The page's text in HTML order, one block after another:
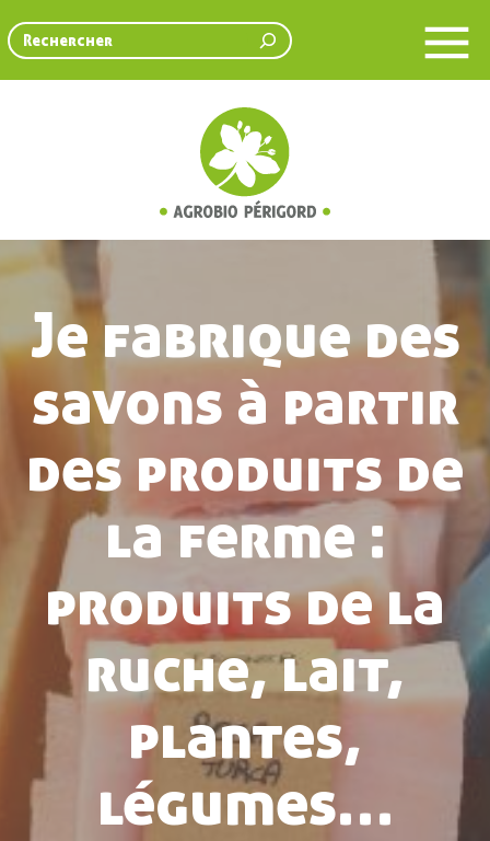
Rechercher
Je fabrique des
savons à partir
des produits de
la ferme :
produits de la
ruche, lait,
plantes,
légumes…